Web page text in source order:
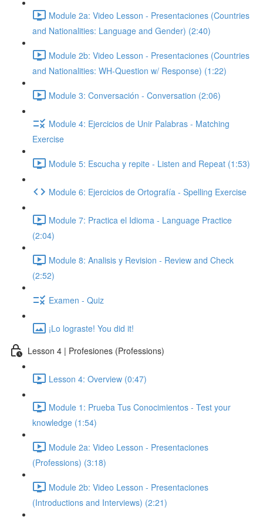
Module 2a: Video Lesson - Presentaciones (Countries
and Nationalities: Language and Gender) (2:40)
Module 2b: Video Lesson - Presentaciones (Countries
and Nationalities: WH-Question w/ Response) (1:22)
Module 3: Conversación - Conversation (2:06)
Module 4: Ejercicios de Unir Palabras - Matching
Exercise
Module 5: Escucha y repite - Listen and Repeat (1:53)
Module 6: Ejercicios de Ortografía - Spelling Exercise
Module 7: Practica el Idioma - Language Practice
(2:04)
Module 8: Analisis y Revision - Review and Check
(2:52)
Examen - Quiz
¡Lo lograste! You did it!
Lesson 4 | Profesiones (Professions)
Lesson 4: Overview (0:47)
Module 1: Prueba Tus Conocimientos - Test your
knowledge (1:54)
Module 2a: Video Lesson - Presentaciones
(Professions) (3:18)
Module 2b: Video Lesson - Presentaciones
(Introductions and Interviews) (2:21)